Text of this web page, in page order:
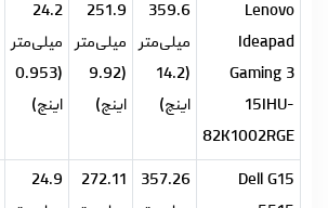
Lenovo
Ideapad
Gaming 3
15IHU-
82K1002RGE
359.6
میلی‌متر
(14.2
اینچ)
251.9
میلی‌متر
(9.92
اینچ)
24.2
میلی‌متر
(0.953
اینچ)
Dell G15
357.26
272.11
24.9